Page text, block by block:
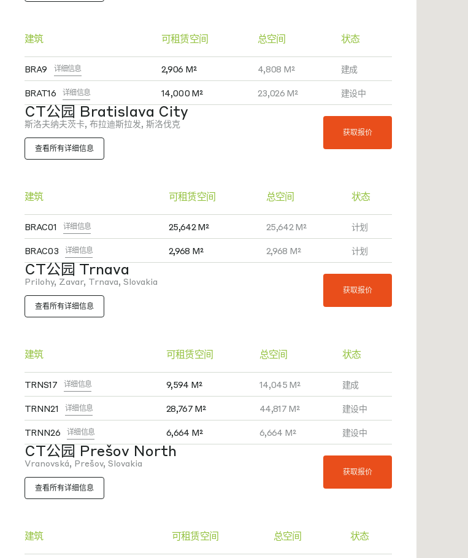
建筑 可租赁空间 总空间 状态
BRA9 详细信息 2,906 M² 4,808 M² 建成
BRAT16 详细信息 14,000 M² 23,026 M² 建设中
CT公园 Bratislava City
斯洛夫纳夫茨卡, 布拉迪斯拉发, 斯洛伐克
查看所有详细信息
获取报价
建筑 可租赁空间 总空间 状态
BRAC01 详细信息 25,642 M² 25,642 M² 计划
BRAC03 详细信息 2,968 M² 2,968 M² 计划
CT公园 Trnava
Prilohy, Zavar, Trnava, Slovakia
查看所有详细信息
获取报价
建筑 可租赁空间 总空间 状态
TRNS17 详细信息 9,594 M² 14,045 M² 建成
TRNN21 详细信息 28,767 M² 44,817 M² 建设中
TRNN26 详细信息 6,664 M² 6,664 M² 建设中
CT公园 Prešov North
Vranovská, Prešov, Slovakia
查看所有详细信息
获取报价
建筑 可租赁空间 总空间 状态